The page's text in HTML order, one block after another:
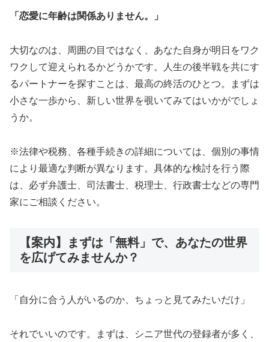
「恋愛に年齢は関係ありません。」
大切なのは、周囲の目ではなく、あなた自身が明日をワク
ワクして迎えられるかどうかです。人生の後半戦を共にす
るパートナーを探すことは、最高の終活のひとつ。まずは
小さな一歩から、新しい世界を覗いてみてはいかがでしょ
うか。
※法律や税務、各種手続きの詳細については、個別の事情
により最適な判断が異なります。具体的な検討を行う際
は、必ず弁護士、司法書士、税理士、行政書士などの専門
家にご相談ください。
【案内】まずは「無料」で、あなたの世界
を広げてみませんか？
「自分に合う人がいるのか、ちょっと見てみたいだけ」
それでいいのです。まずは、シニア世代の登録者が多く、